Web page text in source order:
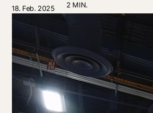
18. Feb. 2025 2 MIN.